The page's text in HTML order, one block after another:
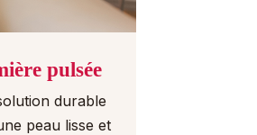
pulsée
durable
peau lisse et